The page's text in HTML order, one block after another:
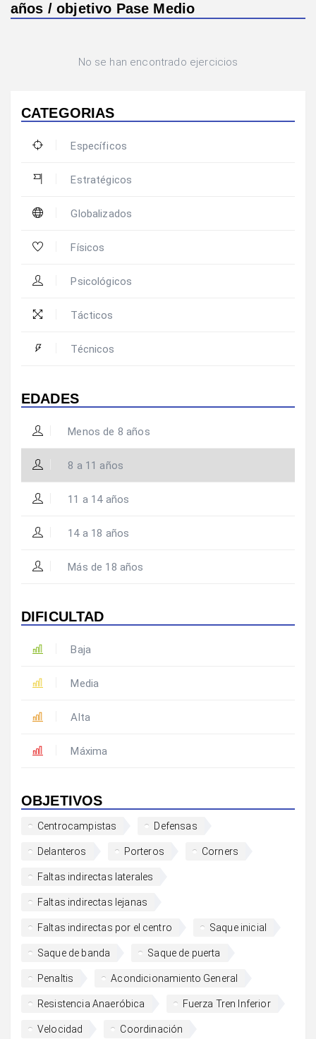
años / objetivo Pase Medio
No se han encontrado ejercicios
CATEGORIAS
Específicos
Estratégicos
Globalizados
Físicos
Psicológicos
Tácticos
Técnicos
EDADES
Menos de 8 años
8 a 11 años
11 a 14 años
14 a 18 años
Más de 18 años
DIFICULTAD
Baja
Media
Alta
Máxima
OBJETIVOS
Centrocampistas Defensas
Delanteros Porteros Corners
Faltas indirectas laterales
Faltas indirectas lejanas
Faltas indirectas por el centro Saque inicial
Saque de banda Saque de puerta
Penaltis Acondicionamiento General
Resistencia Anaeróbica Fuerza Tren Inferior
Velocidad Coordinación